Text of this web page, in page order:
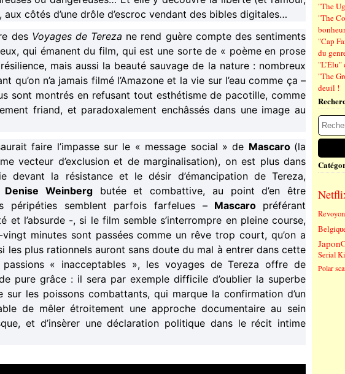
aux côtés d’une drôle d’escroc vendant des bibles digitales…
des Voyages de Tereza ne rend guère compte des sentiments
qui émanent du film, qui est une sorte de « poème en prose
mais aussi la beauté sauvage de la nature : nombreux
qu’on n’a jamais filmé l’Amazone et la vie sur l’eau comme ça –
sont montrés en refusant tout esthétisme de pacotille, comme
friand, et paradoxalement enchâssés dans une image au
faire l’impasse sur le « message social » de Mascaro (la
vecteur d’exclusion et de marginalisation), on est plus dans
devant la résistance et le désir d’émancipation de Tereza,
Denise Weinberg
butée et combattive, au point d’en être
péripéties semblent parfois farfelues –
Mascaro préférant
et l’absurde -, si le film semble s’interrompre en pleine course,
minutes sont passées comme un rêve trop court, qu’on a
les plus rationnels auront sans doute du mal à entrer dans cette
« inacceptables », les voyages de Tereza offre de
pure grâce : il sera par exemple difficile d’oublier la superbe
sur les poissons combattants, qui marque la confirmation d’un
de mêler étroitement une approche documentaire au sein
et d’insèrer une déclaration politique dans le récit intime
"The
"The
bonheur
"Cap
du
"L’Élu"
"The
deuil !
Japon
Serial
Polar